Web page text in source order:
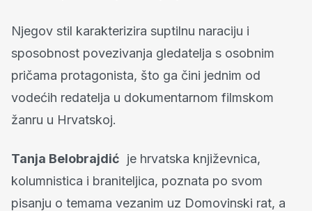
Njegov stil karakterizira suptilnu naraciju i
sposobnost povezivanja gledatelja s osobnim
pričama protagonista, što ga čini jednim od
vodećih redatelja u dokumentarnom filmskom
žanru u Hrvatskoj.
Tanja Belobrajdić je hrvatska književnica,
kolumnistica i braniteljica, poznata po svom
pisanju o temama vezanim uz Domovinski rat, a